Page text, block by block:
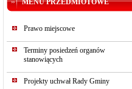
MENU PRZEDMIOTOWE
Prawo miejscowe
Terminy posiedzeń organów
stanowiących
Projekty uchwał Rady Gminy